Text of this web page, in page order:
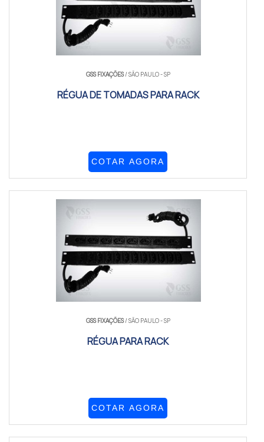
GSS FIXAÇÕES/ SÃO PAULO - SP
RÉGUA DE TOMADAS PARA RACK
COTAR AGORA
GSS FIXAÇÕES/ SÃO PAULO - SP
RÉGUA PARA RACK
COTAR AGORA